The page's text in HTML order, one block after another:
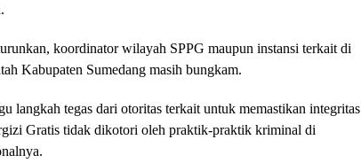
koordinator wilayah SPPG maupun instansi terkait di
Kabupaten Sumedang masih bungkam.
langkah tegas dari otoritas terkait untuk memastikan integritas
Gratis tidak dikotori oleh praktik-praktik kriminal di